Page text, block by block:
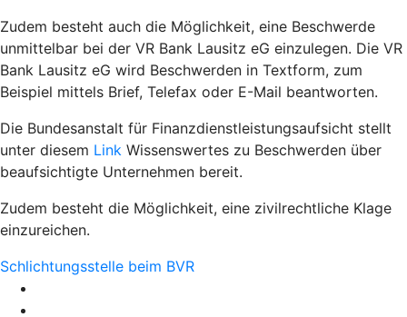
Zudem besteht auch die Möglichkeit, eine Beschwerde
unmittelbar bei der VR Bank Lausitz eG einzulegen. Die VR
Bank Lausitz eG wird Beschwerden in Textform, zum
Beispiel mittels Brief, Telefax oder E-Mail beantworten.
Die Bundesanstalt für Finanzdienstleistungsaufsicht stellt
unter diesem Link Wissenswertes zu Beschwerden über
beaufsichtigte Unternehmen bereit.
Zudem besteht die Möglichkeit, eine zivilrechtliche Klage
einzureichen.
Schlichtungsstelle beim BVR